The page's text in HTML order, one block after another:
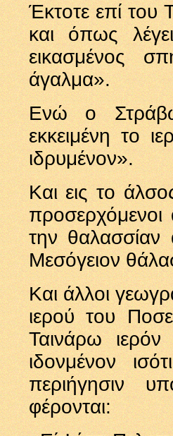
Έκτοτε επί του
και όπως
εικασμένος
άγαλμα».
Ενώ ο
εκκειμένη το
ιδρυμένον».
Και εις το
την
Μεσόγειον
Και άλλοι
ιερού του
Ταινάρω
ιδονμένον
περιήγησιν
φέρονται: